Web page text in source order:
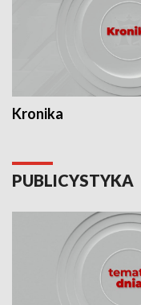
Kronika
PUBLICYSTYKA